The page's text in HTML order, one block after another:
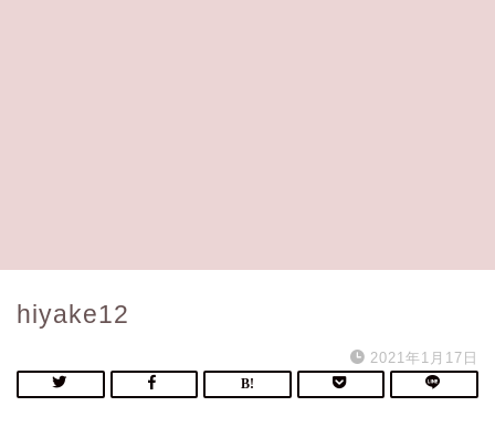
hiyake12
2021年1月17日